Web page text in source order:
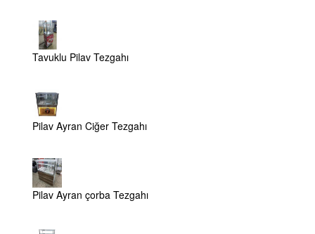
Tavuklu Pilav Tezgahı
Pilav Ayran Ciğer Tezgahı
Pilav Ayran çorba Tezgahı